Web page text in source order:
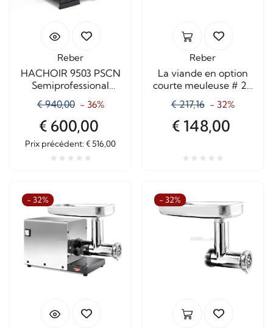
Reber
HACHOIR 9503 PSCN
Semiprofessional
1200Watt Classé n ° 22
COURT
€ 940,00 - 36%
€ 600,00
Prix ​​précédent: € 516,00
Reber
La viande en option
courte meuleuse # 22
8800NC
€ 217,16 - 32%
€ 148,00
- 32% - 32%